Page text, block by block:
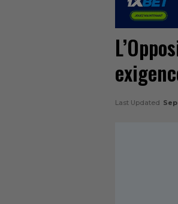
Last Updated